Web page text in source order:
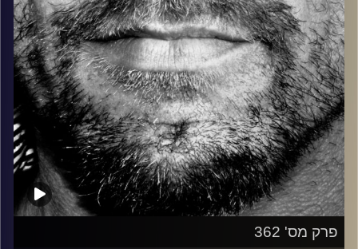
פרק מס' 362